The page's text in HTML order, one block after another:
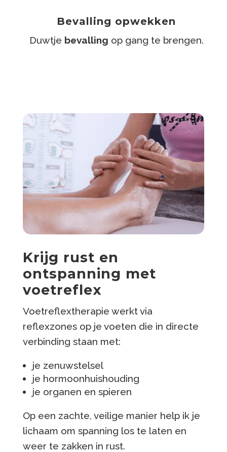
Bevalling opwekken
Duwtje bevalling op gang te brengen.
Krijg rust en
ontspanning met
voetreflex
Voetreflextherapie werkt via
reflexzones op je voeten die in directe
verbinding staan met:
je zenuwstelsel
je hormoonhuishouding
je organen en spieren
Op een zachte, veilige manier help ik je
lichaam om spanning los te laten en
weer te zakken in rust.